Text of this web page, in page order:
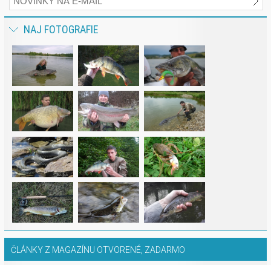
NAJ FOTOGRAFIE
ČLÁNKY Z MAGAZÍNU OTVORENÉ, ZADARMO